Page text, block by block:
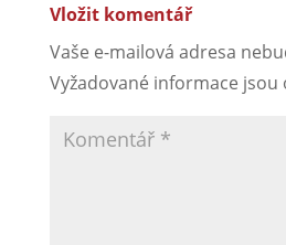
Vložit komentář
Vaše e-mailová adresa
Vyžadované informace jsou